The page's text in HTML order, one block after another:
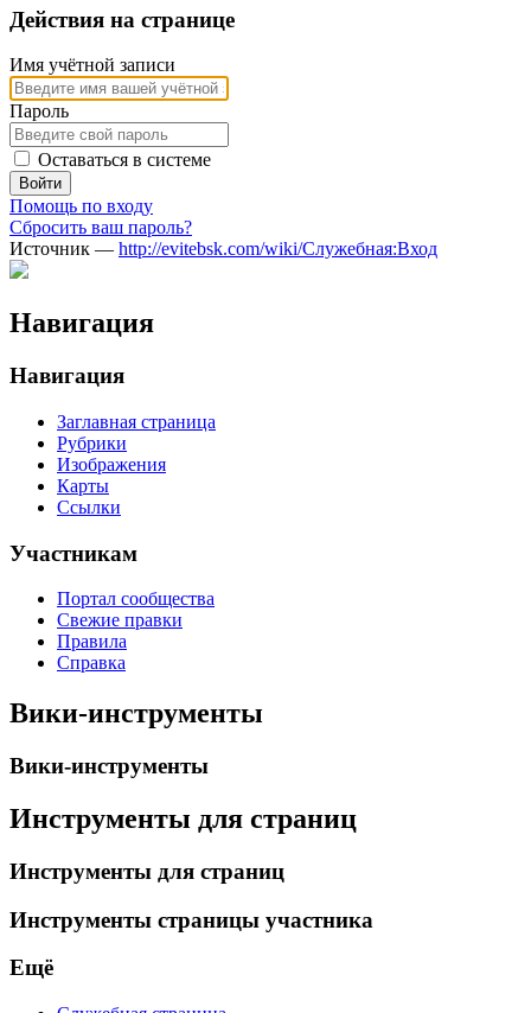
Действия на странице
Имя учётной записи
Пароль
Оставаться в системе
Войти
Помощь по входу
Сбросить ваш пароль?
Источник — http://evitebsk.com/wiki/Служебная:Вход
Навигация
Навигация
Заглавная страница
Рубрики
Изображения
Карты
Ссылки
Участникам
Портал сообщества
Свежие правки
Правила
Справка
Вики-инструменты
Вики-инструменты
Инструменты для страниц
Инструменты для страниц
Инструменты страницы участника
Ещё